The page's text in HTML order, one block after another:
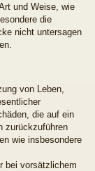
und Weise, wie
die
nicht untersagen
von Leben,
die auf ein
zurückzuführen
wie insbesondere
bei vorsätzlichem